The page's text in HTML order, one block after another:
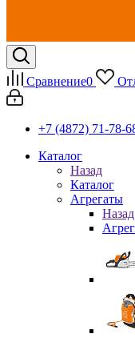
Сравнение0
+7 (4872) 71-78-
Каталог
Назад
Каталог
Агрегаты
Назад